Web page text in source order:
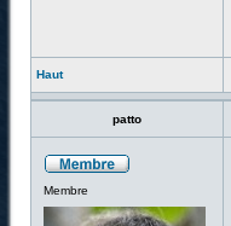
Haut
patto
Membre